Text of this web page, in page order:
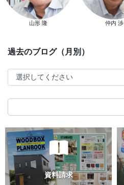
スタッフ別ブログ
山形 隆 仲内 渉